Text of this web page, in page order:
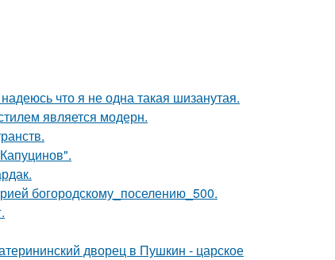
что я не одна такая шизанутая.
является модерн.
богородскому_поселению_500.
дворец в Пушкин - царское